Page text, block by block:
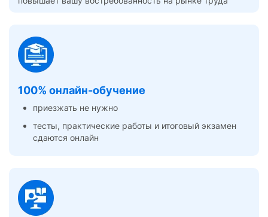
100% онлайн-обучение
приезжать не нужно
тесты, практические работы и итоговый экзамен
сдаются онлайн